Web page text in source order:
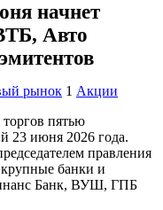
начнет
Авто
рынок 1 Акции
пятью
23 июня 2026 года.
правления
банки и
Банк, ВУШ, ГПБ